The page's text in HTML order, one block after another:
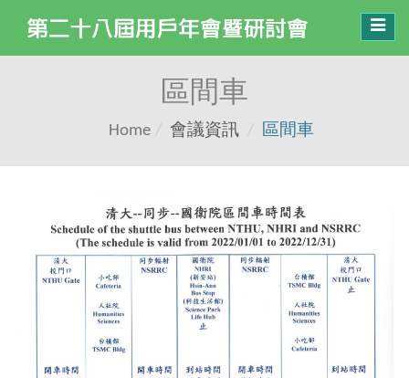
區間車
Home 會議資訊 區間車